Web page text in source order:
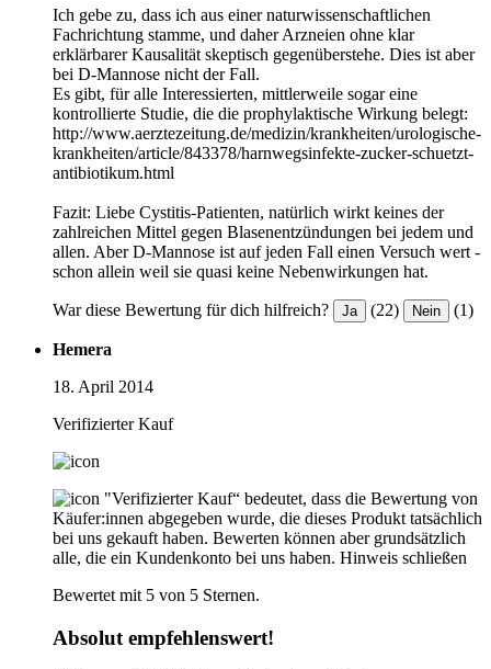
Ich gebe zu, dass ich aus einer naturwissenschaftlichen
Fachrichtung stamme, und daher Arzneien ohne klar
erklärbarer Kausalität skeptisch gegenüberstehe. Dies ist aber
bei D-Mannose nicht der Fall.
Es gibt, für alle Interessierten, mittlerweile sogar eine
kontrollierte Studie, die die prophylaktische Wirkung belegt:
http://www.aerztezeitung.de/medizin/krankheiten/urologische-
krankheiten/article/843378/harnwegsinfekte-zucker-schuetzt-
antibiotikum.html
Fazit: Liebe Cystitis-Patienten, natürlich wirkt keines der
zahlreichen Mittel gegen Blasenentzündungen bei jedem und
allen. Aber D-Mannose ist auf jeden Fall einen Versuch wert -
schon allein weil sie quasi keine Nebenwirkungen hat.
War diese Bewertung für dich hilfreich? Ja (22) Nein (1)
Hemera
18. April 2014
Verifizierter Kauf
"Verifizierter Kauf“ bedeutet, dass die Bewertung von
Käufer:innen abgegeben wurde, die dieses Produkt tatsächlich
bei uns gekauft haben. Bewerten können aber grundsätzlich
alle, die ein Kundenkonto bei uns haben. Hinweis schließen
Bewertet mit 5 von 5 Sternen.
Absolut empfehlenswert!